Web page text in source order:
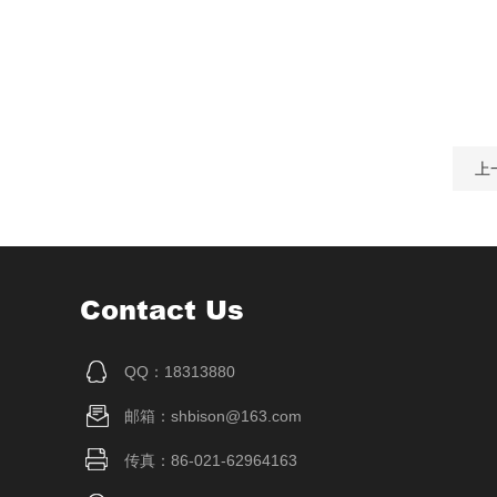
Contact Us
QQ：18313880
邮箱：shbison@163.com
传真：86-021-62964163